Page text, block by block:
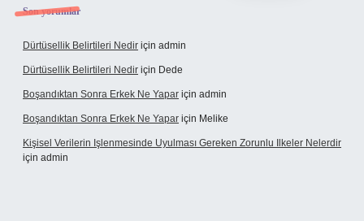
Son yorumlar
Dürtüsellik Belirtileri Nedir için admin
Dürtüsellik Belirtileri Nedir için Dede
Boşandıktan Sonra Erkek Ne Yapar için admin
Boşandıktan Sonra Erkek Ne Yapar için Melike
Kişisel Verilerin Işlenmesinde Uyulması Gereken Zorunlu Ilkeler Nelerdir
için admin